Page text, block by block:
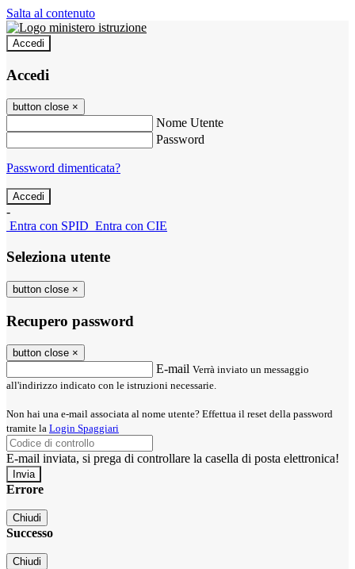
Salta al contenuto
Accedi
Accedi
button close ×
Nome Utente
Password
Password dimenticata?
-
Entra con SPID Entra con CIE
Seleziona utente
button close ×
Recupero password
button close ×
E-mail Verrà inviato un messaggio
all'indirizzo indicato con le istruzioni necessarie.
Non hai una e-mail associata al nome utente? Effettua il reset della password
tramite la Login Spaggiari
E-mail inviata, si prega di controllare la casella di posta elettronica!
Errore
Chiudi
Successo
Chiudi